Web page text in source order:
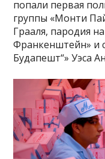
попали первая
группы «Монти
Грааля, пародия
Франкенштейн» и
Будапешт“» Уэса